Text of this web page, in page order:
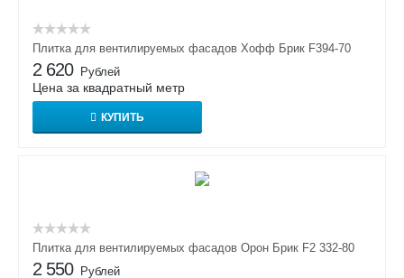
Плитка для вентилируемых фасадов Хофф Брик F394-70
2 620 Рублей
Цена за квадратный метр
КУПИТЬ
Плитка для вентилируемых фасадов Орон Брик F2 332-80
2 550 Рублей